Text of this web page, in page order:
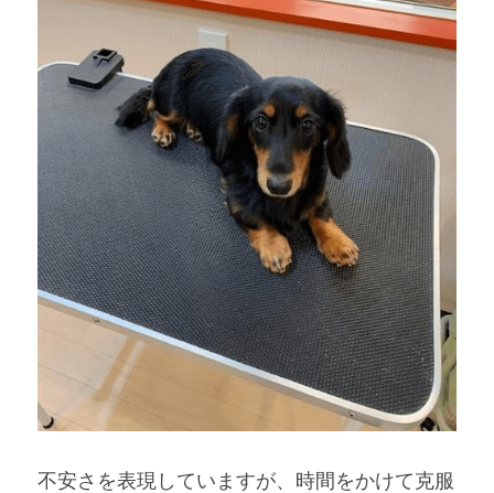
不安さを表現していますが、時間をかけて克服